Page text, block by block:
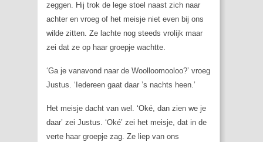
zeggen. Hij trok de lege stoel naast zich naar
achter en vroeg of het meisje niet even bij ons
wilde zitten. Ze lachte nog steeds vrolijk maar
zei dat ze op haar groepje wachtte.
‘Ga je vanavond naar de Woolloomooloo?’ vroeg
Justus. ‘Iedereen gaat daar ’s nachts heen.’
Het meisje dacht van wel. ‘Oké, dan zien we je
daar’ zei Justus. ‘Oké’ zei het meisje, dat in de
verte haar groepje zag. Ze liep van ons